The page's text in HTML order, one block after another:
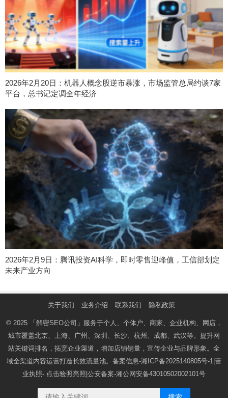
2026年2月20日：机器人概念股逆市暴涨，市场监管总局约谈7家
平台，总书记定调全年经济
2026年2月9日：腾讯投资AI科学，即时零售迎峰值，工信部划定
未来产业方向
关于我们 业务介绍 联系我们 隐私政策
© 2025 「解密SEO公司」 服务于个人、个体户、商家、企业机构、网店，
城市覆盖北京、上海、广州、深圳、长沙、杭州、成都、武汉等。提升网
站关键词排名，拓宽企业渠道，增加店铺销量，宣传企业与品牌形象。全
域全渠道内容运营打造长效流量池。备案信息-湘ICP备2025140805号-1 |营
业执照- 点击验照亮照|公安备案-湘公网安备43010502002101号